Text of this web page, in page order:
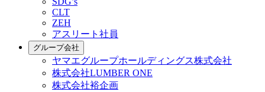
CLT
ZEH
アスリート社員
グループ会社
ヤマエグループホールディングス株式会社
株式会社LUMBER ONE
株式会社裕企画